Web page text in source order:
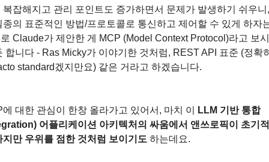
복잡해지고 관리 포인트도 증가하면서 문제가 발생하기 쉬우니
종의 표준적인 방법/프로토콜로 통신하고 제어할 수 있게 하자
Claude가 제안한 게 MCP (Model Context Protocol)라고 보
합니다 - Ras Micky가 이야기한 것처럼, REST API 표준 (정확
standard겠지만요) 같은 거라고 하겠습니다.
에 대한 관심이 한창 올라가고 있어서, 마치 이
LLM 기반 통합
어플리케이션 아키텍처의 싸움에서 앤쓰로픽이 초기
지만 우위를 점한 것처럼 보이기도 하는데요.